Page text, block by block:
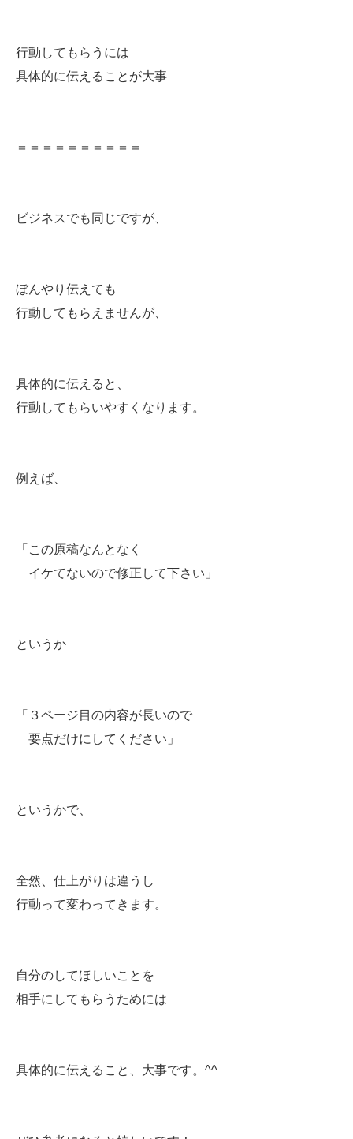
行動してもらうには
具体的に伝えることが大事
＝＝＝＝＝＝＝＝＝＝
ビジネスでも同じですが、
ぼんやり伝えても
行動してもらえませんが、
具体的に伝えると、
行動してもらいやすくなります。
例えば、
「この原稿なんとなく
イケてないので修正して下さい」
というか
「３ページ目の内容が長いので
要点だけにしてください」
というかで、
全然、仕上がりは違うし
行動って変わってきます。
自分のしてほしいことを
相手にしてもらうためには
具体的に伝えること、大事です。^^